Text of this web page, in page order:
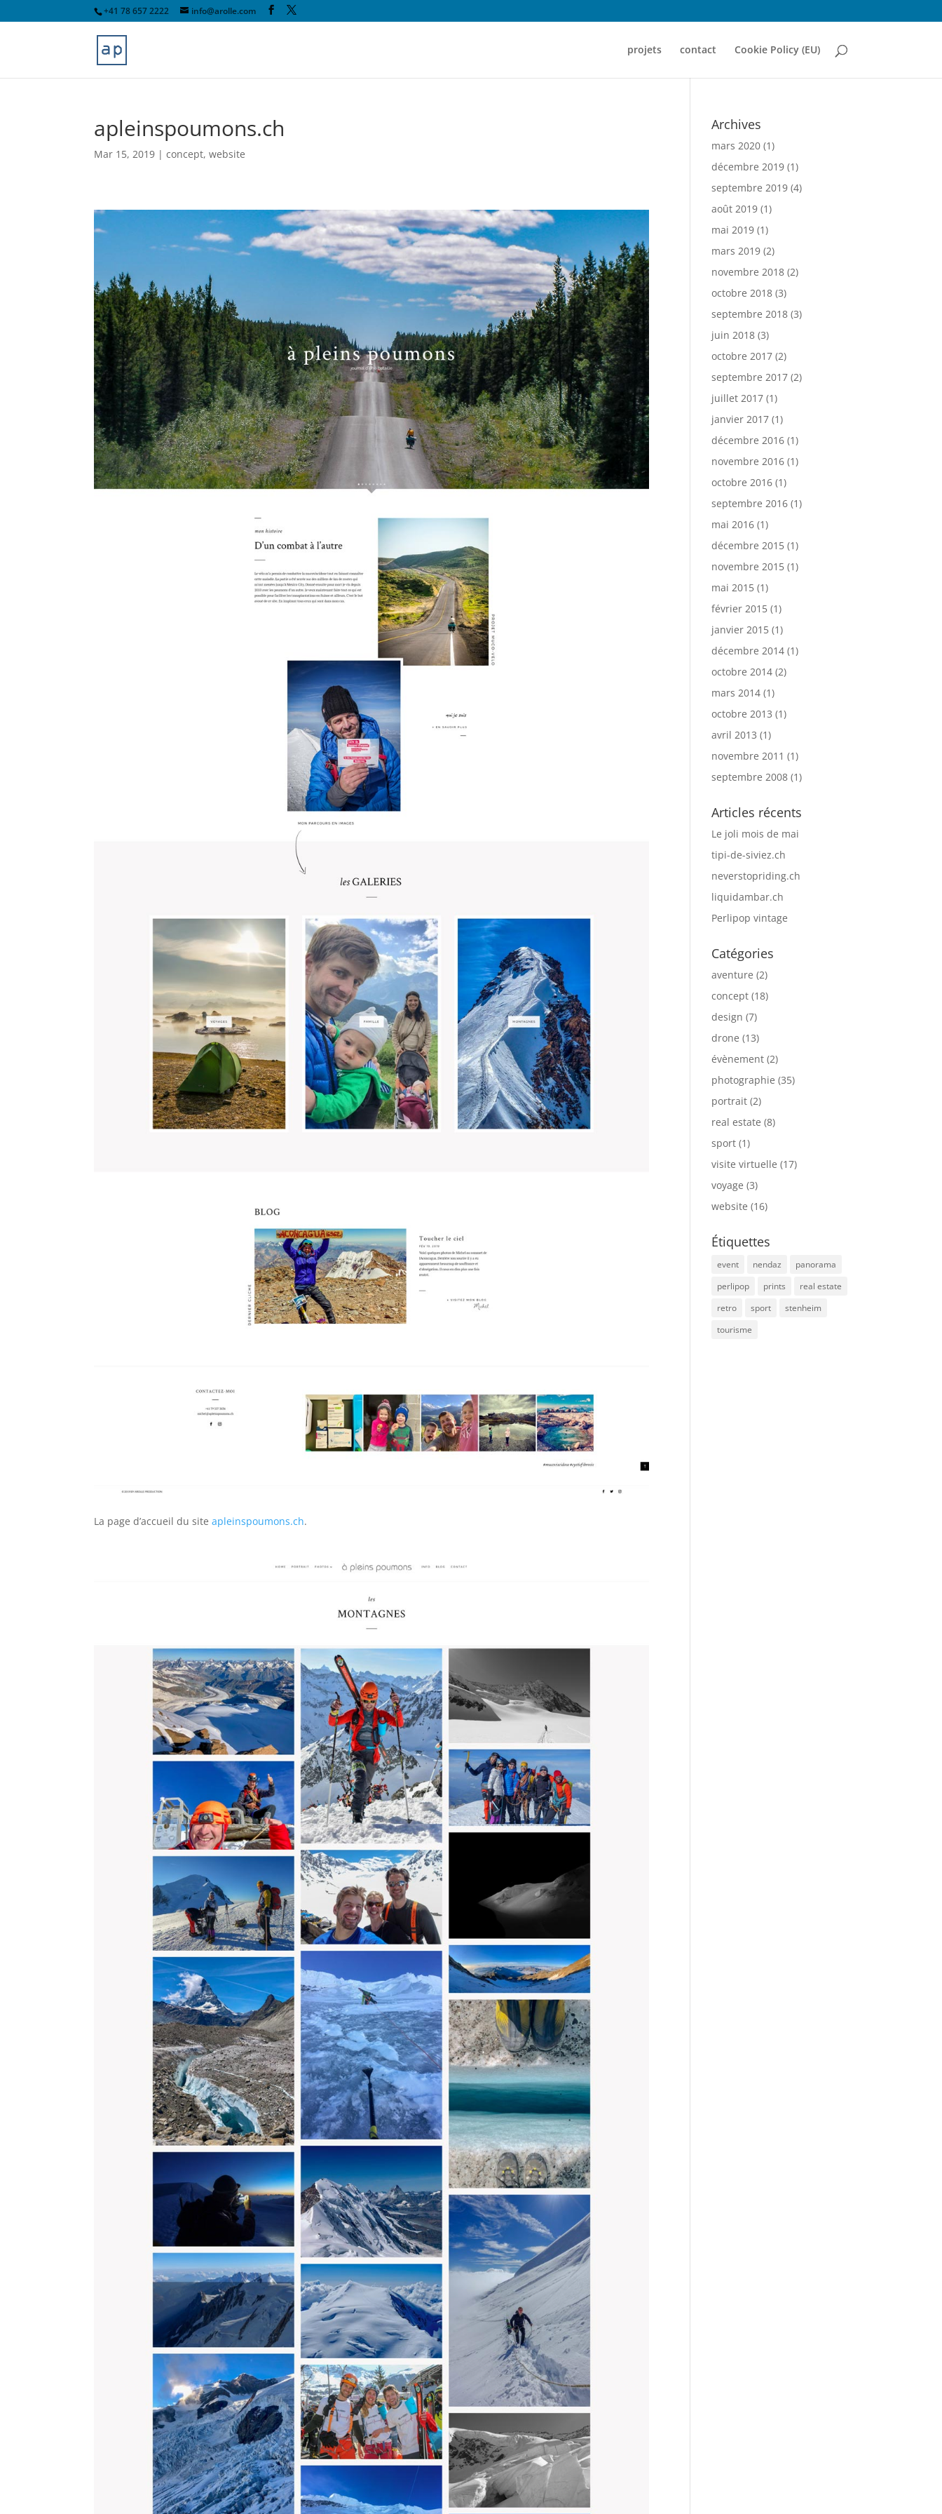
+41 78 657 2222 info@arolle.com
projets contact Cookie Policy (EU)
apleinspoumons.ch
Mar 15, 2019 |concept,website
La page d’accueil du siteapleinspoumons.ch.
Archives
mars 2020 (1)
décembre 2019 (1)
septembre 2019 (4)
août 2019 (1)
mai 2019 (1)
mars 2019 (2)
novembre 2018 (2)
octobre 2018 (3)
septembre 2018 (3)
juin 2018 (3)
octobre 2017 (2)
septembre 2017 (2)
juillet 2017 (1)
janvier 2017 (1)
décembre 2016 (1)
novembre 2016 (1)
octobre 2016 (1)
septembre 2016 (1)
mai 2016 (1)
décembre 2015 (1)
novembre 2015 (1)
mai 2015 (1)
février 2015 (1)
janvier 2015 (1)
décembre 2014 (1)
octobre 2014 (2)
mars 2014 (1)
octobre 2013 (1)
avril 2013 (1)
novembre 2011 (1)
septembre 2008 (1)
Articles récents
Le joli mois de mai
tipi-de-siviez.ch
neverstopriding.ch
liquidambar.ch
Perlipop vintage
Catégories
aventure (2)
concept (18)
design (7)
drone (13)
évènement (2)
photographie (35)
portrait (2)
real estate (8)
sport (1)
visite virtuelle (17)
voyage (3)
website (16)
Étiquettes
event nendaz
panorama
perlipop
prints
real estate
retro
sport
stenheim
tourisme